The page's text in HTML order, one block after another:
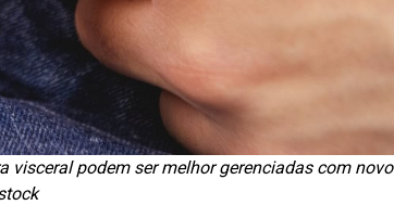
visceral podem ser melhor gerenciadas com novo